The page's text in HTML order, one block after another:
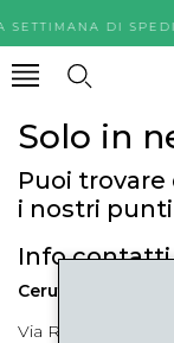
SETTIMANA DI
Solo in
Puoi
i nostri
Info contatti
Cerutti Boutique
Via Roma, 52